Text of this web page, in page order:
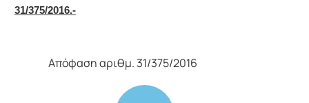
31/375/2016.-
Απόφαση αριθμ. 31/375/2016